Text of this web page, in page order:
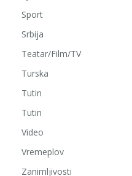
Sport
Srbija
Teatar/Film/TV
Turska
Tutin
Tutin
Video
Vremeplov
Zanimljivosti